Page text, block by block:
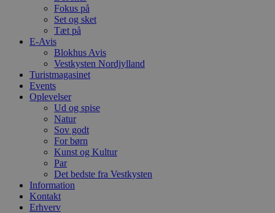
Fokus på
Set og sket
Tæt på
E-Avis
Blokhus Avis
Vestkysten Nordjylland
Turistmagasinet
Events
Oplevelser
Ud og spise
Natur
Sov godt
For børn
Kunst og Kultur
Par
Det bedste fra Vestkysten
Information
Kontakt
Erhverv